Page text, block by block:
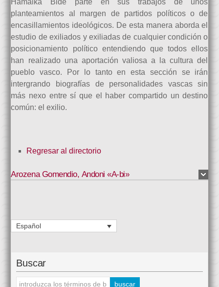
Hamaika Bide parte en sus trabajos de unos
planteamientos al margen de partidos políticos o de
encasillamientos ideológicos. De esta manera aborda el
estudio de exiliados y exiliadas de cualquier condición o
posicionamiento político entendiendo que todos ellos
han realizado una aportación valiosa a la cultura del
pueblo vasco. Por lo tanto en esta sección se irán
intergrando biografías de personalidades vascas sin
más nexo entre sí que el haber compartido un destino
común: el exilio.
Regresar al directorio
Arozena Gomendio, Andoni «A-bi»
Español
Buscar